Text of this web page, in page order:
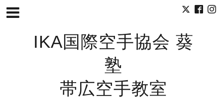
IKA国際空手協会 葵
塾
帯広空手教室